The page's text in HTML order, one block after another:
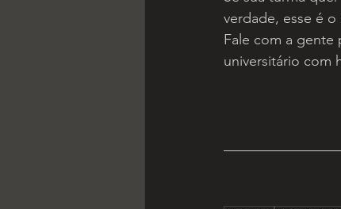
verdade, esse é
Fale com a gente
universitário com